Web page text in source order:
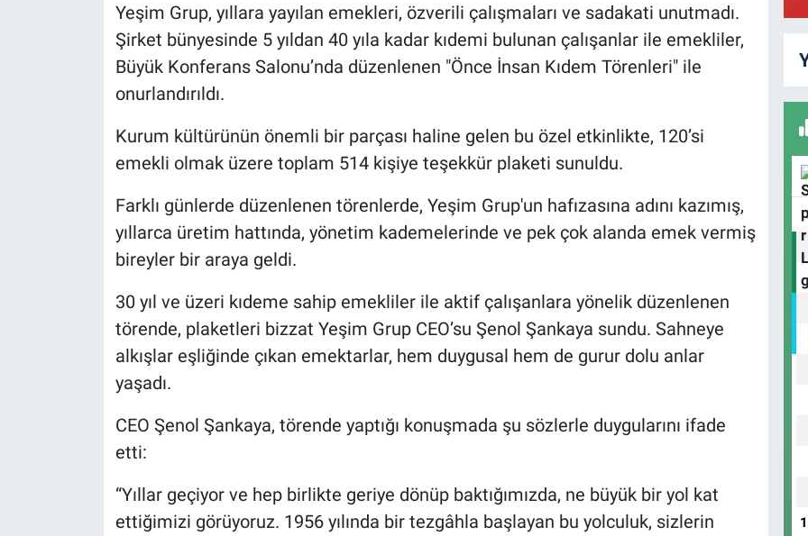
Yeşim Grup, yıllara yayılan emekleri, özverili çalışmaları ve sadakati unutmadı.
Şirket bünyesinde 5 yıldan 40 yıla kadar kıdemi bulunan çalışanlar ile emekliler,
Büyük Konferans Salonu’nda düzenlenen "Önce İnsan Kıdem Törenleri" ile
onurlandırıldı.
Kurum kültürünün önemli bir parçası haline gelen bu özel etkinlikte, 120’si
emekli olmak üzere toplam 514 kişiye teşekkür plaketi sunuldu.
Farklı günlerde düzenlenen törenlerde, Yeşim Grup'un hafızasına adını kazımış,
yıllarca üretim hattında, yönetim kademelerinde ve pek çok alanda emek vermiş
bireyler bir araya geldi.
30 yıl ve üzeri kıdeme sahip emekliler ile aktif çalışanlara yönelik düzenlenen
törende, plaketleri bizzat Yeşim Grup CEO’su Şenol Şankaya sundu. Sahneye
alkışlar eşliğinde çıkan emektarlar, hem duygusal hem de gurur dolu anlar
yaşadı.
CEO Şenol Şankaya, törende yaptığı konuşmada şu sözlerle duygularını ifade
etti:
“Yıllar geçiyor ve hep birlikte geriye dönüp baktığımızda, ne büyük bir yol kat
ettiğimizi görüyoruz. 1956 yılında bir tezgâhla başlayan bu yolculuk, sizlerin
Nöbetçi Eczaneler